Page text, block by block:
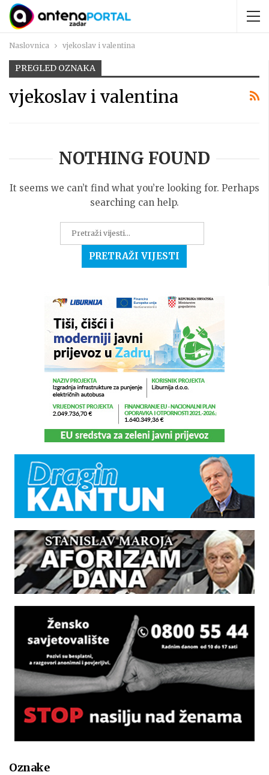
Naslovnica vjekoslav i valentina
PREGLED OZNAKA
vjekoslav i valentina
NOTHING FOUND
It seems we can’t find what you’re looking for. Perhaps
searching can help.
Oznake